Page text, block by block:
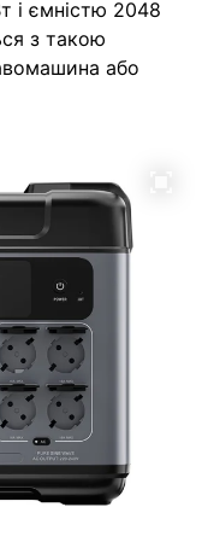
і ємністю 2048
з такою
або